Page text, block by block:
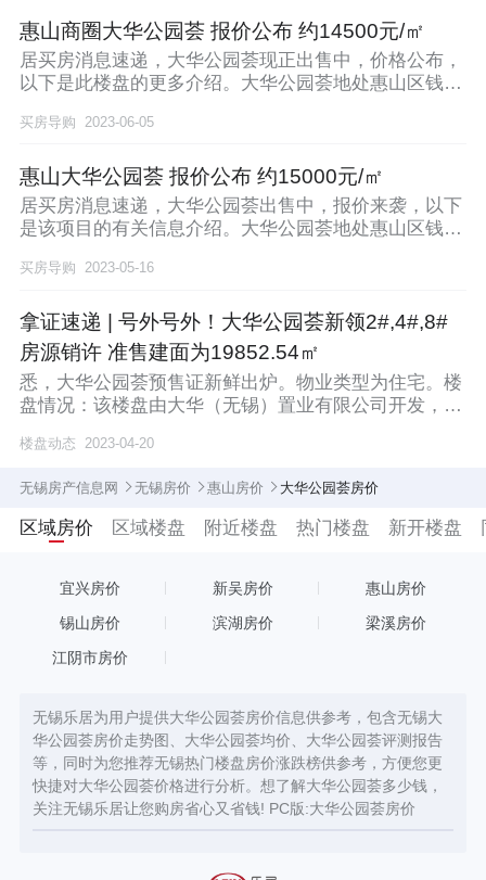
惠山商圈大华公园荟 报价公布 约14500元/㎡
居买房消息速递，大华公园荟现正出售中，价格公布，
以下是此楼盘的更多介绍。大华公园荟地处惠山区钱洛
买房导购 2023-06-05
惠山大华公园荟 报价公布 约15000元/㎡
居买房消息速递，大华公园荟出售中，报价来袭，以下
是该项目的有关信息介绍。大华公园荟地处惠山区钱洛
买房导购 2023-05-16
拿证速递 | 号外号外！大华公园荟新领2#,4#,8#
房源销许 准售建面为19852.54㎡
悉，大华公园荟预售证新鲜出炉。物业类型为住宅。楼
盘情况：该楼盘由大华（无锡）置业有限公司开发，绿
楼盘动态 2023-04-20
无锡房产信息网 无锡房价 惠山房价 大华公园荟房价
区域房价 区域楼盘 附近楼盘 热门楼盘 新开楼盘
宜兴房价 新吴房价 惠山房价
锡山房价 滨湖房价 梁溪房价
江阴市房价
无锡乐居为用户提供大华公园荟房价信息供参考，包含无锡大
华公园荟房价走势图、大华公园荟均价、大华公园荟评测报告
等，同时为您推荐无锡热门楼盘房价涨跌榜供参考，方便您更
快捷对大华公园荟价格进行分析。想了解大华公园荟多少钱，
关注无锡乐居让您购房省心又省钱! PC版:大华公园荟房价